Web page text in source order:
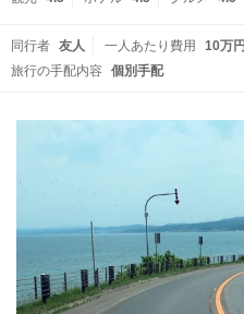
同行者 友人 一人あたり費用 10万
旅行の手配内容
個別手配